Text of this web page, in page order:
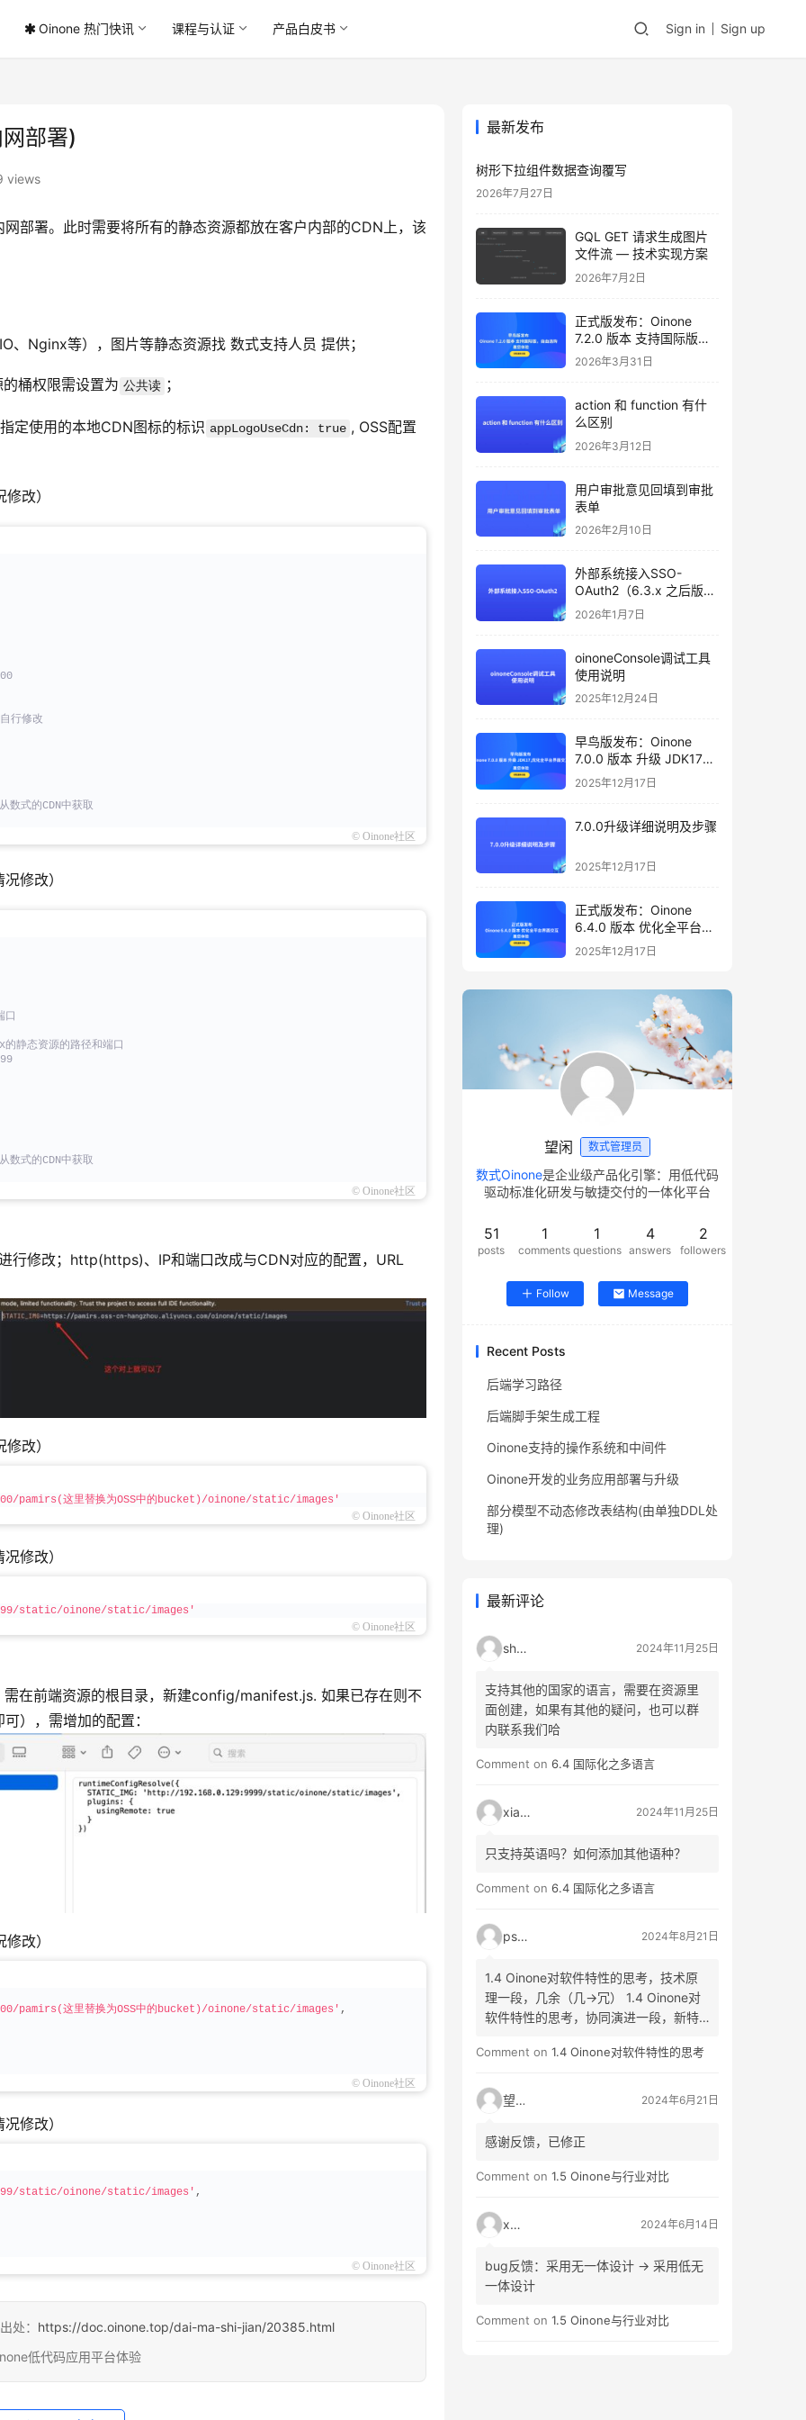
Oinone 热门快讯 课程与认证 产品白皮书 Sign in Sign up
部署)
views
部署。此时需要将所有的静态资源都放在客户内部的CDN上，该
、Nginx等），图片等静态资源找 数式支持人员 提供；
桶权限需设置为 公共读 ；
定使用的本地CDN图标的标识 appLogoUseCdn: true , OSS配置
改）
行修改
数式的CDN中获取
© Oinone社区
修改）
静态资源的路径和端口
数式的CDN中获取
© Oinone社区
行修改；http(https)、IP和端口改成与CDN对应的配置，URL
改）
这里替换为OSS中的bucket)/oinone/static/images'
© Oinone社区
修改）
static/oinone/static/images'
© Oinone社区
在前端资源的根目录，新建config/manifest.js. 如果已存在则不
），需增加的配置：
改）
这里替换为OSS中的bucket)/oinone/static/images' ,
© Oinone社区
修改）
static/oinone/static/images' ,
© Oinone社区
处： https://doc.oinone.top/dai-ma-shi-jian/20385.html
低代码应用平台体验
最新发布
树形下拉组件数据查询覆写
2026年7月27日
GQL GET 请求生成图片
文件流 — 技术实现方案
2026年7月2日
正式版发布：Oinone
7.2.0 版本 支持国际版，
自由选购，邀您体验
2026年3月31日
action 和 function 有什
么区别
2026年3月12日
用户审批意见回填到审批
表单
2026年2月10日
外部系统接入SSO-
OAuth2（6.3.x 之后版本
支持）
2026年1月7日
oinoneConsole调试工具
使用说明
2025年12月24日
早鸟版发布：Oinone
7.0.0 版本 升级 JDK17，
优化全平台界面交互，邀
您体验
2025年12月17日
7.0.0升级详细说明及步骤
2025年12月17日
正式版发布：Oinone
6.4.0 版本 优化全平台界
面交互，邀您体验
2025年12月17日
望闲 数式管理员
数式Oinone是企业级产品化引擎：用低代码
驱动标准化研发与敏捷交付的一体化平台
51
posts
1
comments
1
questions
4
answers
2
followers
Follow Message
Recent Posts
后端学习路径
后端脚手架生成工程
Oinone支持的操作系统和中间件
Oinone开发的业务应用部署与升级
部分模型不动态修改表结构(由单独DDL处
理)
最新评论
shao 2024年11月25日
支持其他的国家的语言，需要在资源里
面创建，如果有其他的疑问，也可以群
内联系我们哈
Comment on 6.4 国际化之多语言
xiao3 2024年11月25日
只支持英语吗？如何添加其他语种？
Comment on 6.4 国际化之多语言
psyy 2024年8月21日
1.4 Oinone对软件特性的思考，技术原
理一段，几余（几->冗） 1.4 Oinone对
软件特性的思考，协同演进一段，新特
Comment on 1.4 Oinone对软件特性的思考
望闲 2024年6月21日
感谢反馈，已修正
Comment on 1.5 Oinone与行业对比
xinf 2024年6月14日
bug反馈：采用无一体设计 -> 采用低无
一体设计
Comment on 1.5 Oinone与行业对比